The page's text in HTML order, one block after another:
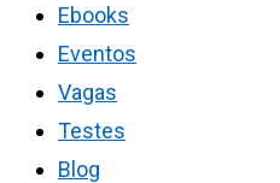
Ebooks
Eventos
Vagas
Testes
Blog